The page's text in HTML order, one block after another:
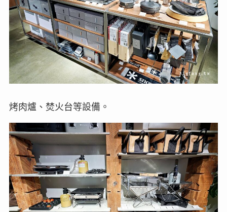
烤肉爐、焚火台等設備。